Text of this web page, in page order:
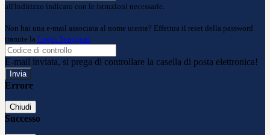
all'indirizzo indicato con le istruzioni necessarie.
Non hai una e-mail associata al nome utente? Effettua il reset della password
tramite la Login Spaggiari
E-mail inviata, si prega di controllare la casella di posta elettronica!
Errore
Chiudi
Successo